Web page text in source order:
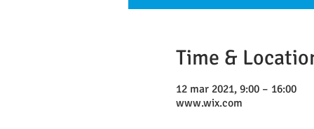
Time &
12 mar 2021, 9:00 – 16:00
www.wix.com